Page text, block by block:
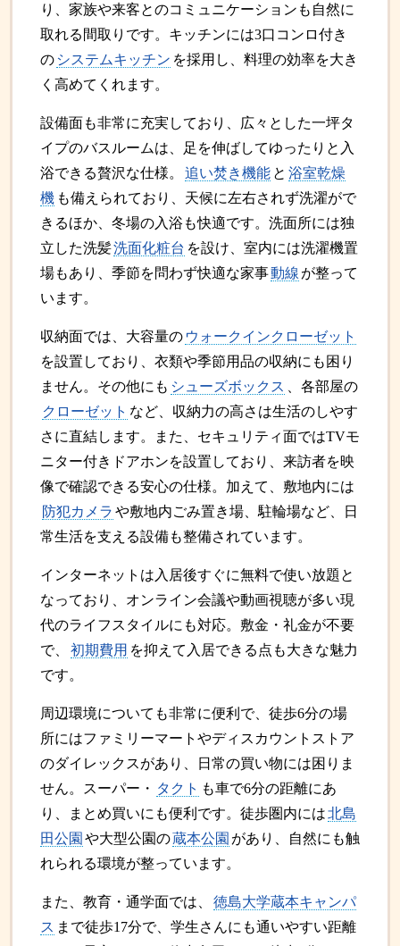
り、家族や来客とのコミュニケーションも自然に
取れる間取りです。キッチンには3口コンロ付き
の システムキッチン を採用し、料理の効率を大き
く高めてくれます。
設備面も非常に充実しており、広々とした一坪タ
イプのバスルームは、足を伸ばしてゆったりと入
浴できる贅沢な仕様。
追い焚き機能 と 浴室乾燥
機 も備えられており、天候に左右されず洗濯がで
きるほか、冬場の入浴も快適です。洗面所には独
立した洗髪洗面化粧台 を設け、室内には洗濯機置
場もあり、季節を問わず快適な家事動線 が整って
います。
収納面では、大容量の ウォークインクローゼット
を設置しており、衣類や季節用品の収納にも困り
ません。その他にも シューズボックス
、各部屋の
クローゼット など、収納力の高さは生活のしやす
さに直結します。また、セキュリティ面ではTVモ
ニター付きドアホンを設置しており、来訪者を映
像で確認できる安心の仕様。加えて、敷地内には
防犯カメラ や敷地内ごみ置き場、駐輪場など、日
常生活を支える設備も整備されています。
インターネットは入居後すぐに無料で使い放題と
なっており、オンライン会議や動画視聴が多い現
代のライフスタイルにも対応。敷金・礼金が不要
で、
初期費用 を抑えて入居できる点も大きな魅力
です。
周辺環境についても非常に便利で、徒歩6分の場
所にはファミリーマートやディスカウントストア
のダイレックスがあり、日常の買い物には困りま
せん。スーパー・ タクト も車で6分の距離にあ
り、まとめ買いにも便利です。徒歩圏内には北島
田公園 や大型公園の蔵本公園 があり、自然にも触
れられる環境が整っています。
また、教育・通学面では、
徳島大学蔵本キャンパ
ス まで徒歩17分で、学生さんにも通いやすい距離